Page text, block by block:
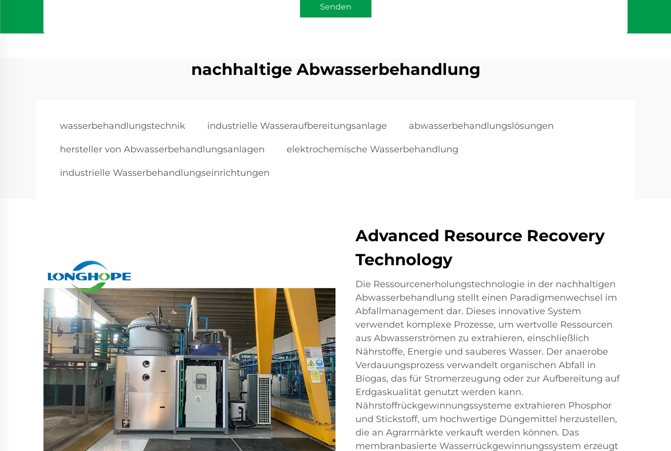
Senden
nachhaltige Abwasserbehandlung
wasserbehandlungstechnik industrielle Wasseraufbereitungsanlage abwasserbehandlungslösungen
hersteller von Abwasserbehandlungsanlagen elektrochemische Wasserbehandlung
industrielle Wasserbehandlungseinrichtungen
Advanced Resource Recovery
Technology
Die Ressourcenerholungstechnologie in der nachhaltigen
Abwasserbehandlung stellt einen Paradigmenwechsel im
Abfallmanagement dar. Dieses innovative System
verwendet komplexe Prozesse, um wertvolle Ressourcen
aus Abwasserströmen zu extrahieren, einschließlich
Nährstoffe, Energie und sauberes Wasser. Der anaerobe
Verdauungsprozess verwandelt organischen Abfall in
Biogas, das für Stromerzeugung oder zur Aufbereitung auf
Erdgaskualität genutzt werden kann.
Nährstoffrückgewinnungssysteme extrahieren Phosphor
und Stickstoff, um hochwertige Düngemittel herzustellen,
die an Agrarmärkte verkauft werden können. Das
membranbasierte Wasserrückgewinnungssystem erzeugt